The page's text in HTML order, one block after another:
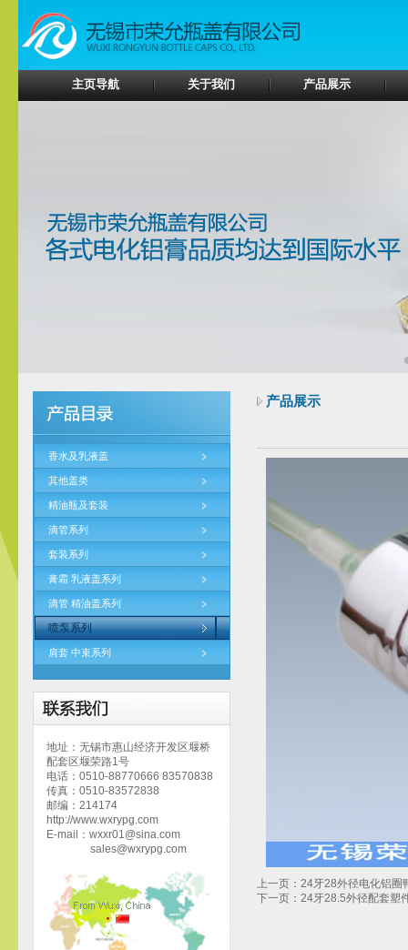
主页导航 关于我们 产品展示
香水及乳液盖
其他盖类
精油瓶及套装
滴管系列
套装系列
膏霜 乳液盖系列
滴管 精油盖系列
喷泵系列
肩套 中束系列
地址：无锡市惠山经济开发区堰桥
配套区堰荣路1号
电话：0510-88770666 83570838
传真：0510-83572838
邮编：214174
http://www.wxrypg.com
E-mail：wxxr01@sina.com
sales@wxrypg.com
产品展示
上一页：24牙28外径电化铝圈
下一页：24牙28.5外径配套塑